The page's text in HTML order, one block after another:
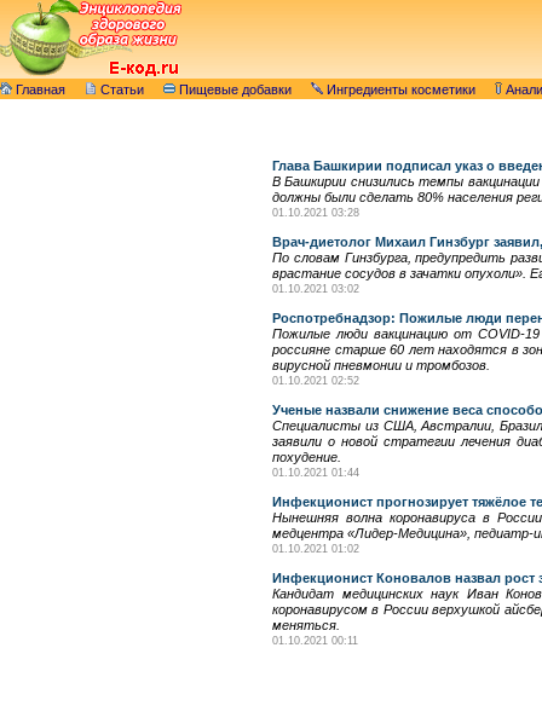
Главная Статьи Пищевые добавки Ингредиенты косметики
Глава Башкирии подписал указ о
В Башкирии снизились темпы
должны были сделать 80% населения
01.10.2021 03:28
Врач-диетолог Михаил Гинзбург
По словам Гинзбурга, предупредить
врастание сосудов в зачатки опухоли».
01.10.2021 03:02
Роспотребнадзор: Пожилые люди
Пожилые люди вакцинацию от COVID-
россияне старше 60 лет находятся в
вирусной пневмонии и тромбозов.
01.10.2021 02:52
Ученые назвали снижение веса
Специалисты из США, Австралии,
заявили о новой стратегии лечения
похудение.
01.10.2021 01:44
Инфекционист прогнозирует тяжёлое
Нынешняя волна коронавируса в
медцентра «Лидер-Медицина», педиатр-
01.10.2021 01:02
Инфекционист Коновалов назвал рост
Кандидат медицинских наук Иван
коронавирусом в России верхушкой
меняться.
01.10.2021 00:11